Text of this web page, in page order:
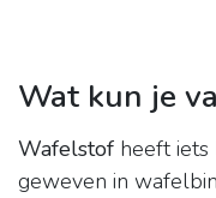
Wat kun je
Wafelstof heeft iets
geweven in